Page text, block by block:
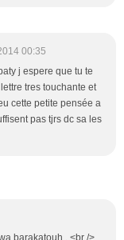
00:35
j espere que tu te
tres touchante et
cette petite pensée a
pas tjrs dc sa les
barakatouh , <br />